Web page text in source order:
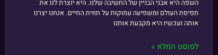
השפה היא אבני הבניין של החשיבה שלנו. היא יוצרת לנו את
תפיסת העולם ומשפיעה עמוקות על חווית החיים. אנחנו יצרנו
אותה ועכשיו היא מקבעת אותנו
לפוסט המלא »